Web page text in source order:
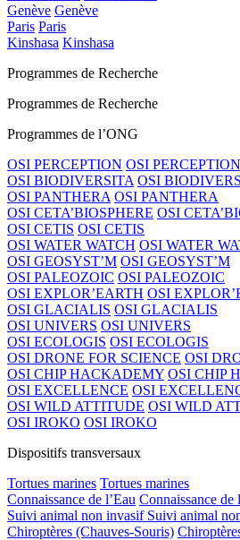
Genève Genève
Paris Paris
Kinshasa Kinshasa
Programmes de Recherche
Programmes de Recherche
Programmes de l’ONG
OSI PERCEPTION OSI PERCEPTION
OSI BIODIVERSITA OSI
OSI PANTHERA OSI PANTHERA
OSI CETA’BIOSPHERE OSI
OSI CETIS OSI CETIS
OSI WATER WATCH OSI WATER
OSI GEOSYST’M OSI GEOSYST’M
OSI PALEOZOIC OSI PALEOZOIC
OSI EXPLOR’EARTH OSI
OSI GLACIALIS OSI GLACIALIS
OSI UNIVERS OSI UNIVERS
OSI ECOLOGIS OSI ECOLOGIS
OSI DRONE FOR SCIENCE OSI
OSI CHIP HACKADEMY OSI CHIP
OSI EXCELLENCE OSI
OSI WILD ATTITUDE OSI WILD
OSI IROKO OSI IROKO
Dispositifs transversaux
Tortues marines Tortues marines
Connaissance de l’Eau Connaissance de
Suivi animal non invasif Suivi animal
Chiroptères (Chauves-Souris)